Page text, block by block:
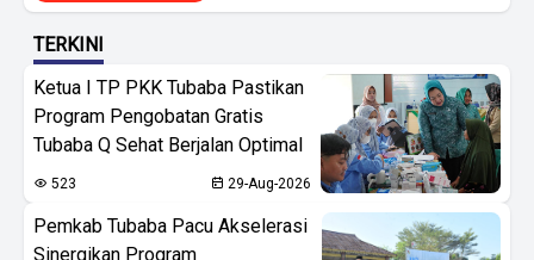
TERKINI
Ketua I TP PKK Tubaba Pastikan
Program Pengobatan Gratis
Tubaba Q Sehat Berjalan Optimal
523 29-Aug-2026
Pemkab Tubaba Pacu Akselerasi
Sinergikan Program